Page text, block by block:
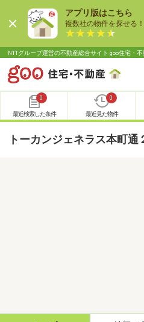
アプリ版はこちら
複数社の物件を探せる！
NTTグループ運営の不動産総合サイト goo住宅・
0
最近検索した条件
0
最近見た物件
トーカンジェネラス本町通